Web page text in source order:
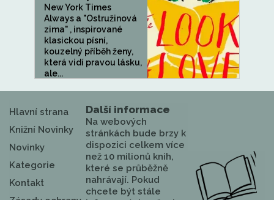
New York Times
Always a "Ostružinová
zima" , inspirované
klasickou písní,
kouzelný příběh ženy,
která vidí pravou lásku,
ale...
Hlavní strana
Knižní Novinky
Novinky
Kategorie
Kontakt
Další informace
Na webových
stránkách bude brzy k
dispozici celkem více
než 10 milionů knih,
které se průběžně
nahrávají. Pokud
chcete být stále